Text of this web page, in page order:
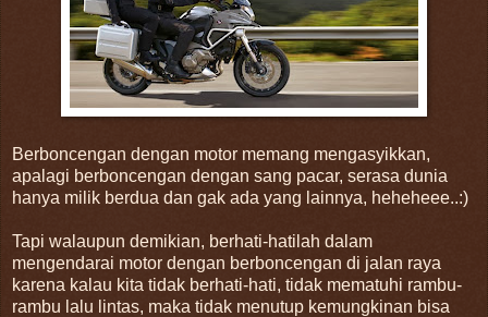
Berboncengan dengan motor memang mengasyikkan,
apalagi berboncengan dengan sang pacar, serasa dunia
hanya milik berdua dan gak ada yang lainnya, heheheee..:)
Tapi walaupun demikian, berhati-hatilah dalam
mengendarai motor dengan berboncengan di jalan raya
karena kalau kita tidak berhati-hati, tidak mematuhi rambu-
rambu lalu lintas, maka tidak menutup kemungkinan bisa